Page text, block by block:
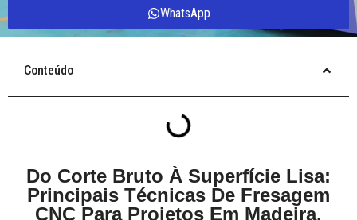
WhatsApp
Conteúdo
Do Corte Bruto À Superfície Lisa:
Principais Técnicas De Fresagem
CNC Para Projetos Em Madeira.